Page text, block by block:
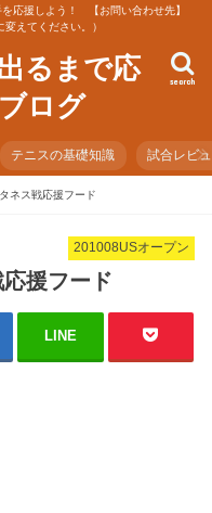
応援しよう！ 【お問い合わせ先】
えてください。）
るまで応
ログ
search
テニスの基礎知識 試合レビ
ネス戦応援フード
201008USオープン
援フード
LINE